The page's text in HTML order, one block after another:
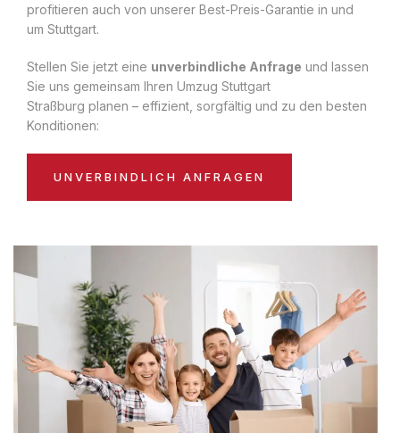
profitieren auch von unserer Best-Preis-Garantie in und
um Stuttgart.
Stellen Sie jetzt eine unverbindliche Anfrage und lassen
Sie uns gemeinsam Ihren Umzug Stuttgart
Straßburg planen – effizient, sorgfältig und zu den besten
Konditionen:
UNVERBINDLICH ANFRAGEN